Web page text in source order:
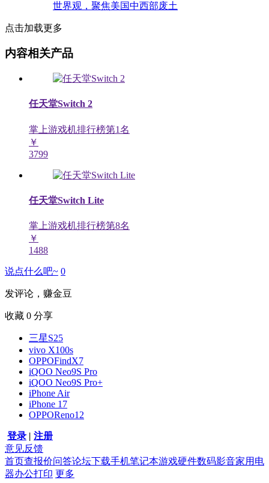
点击加载更多
内容相关产品
任天堂Switch 2
掌上游戏机排行榜第1名
￥
3799
任天堂Switch Lite
掌上游戏机排行榜第8名
￥
1488
说点什么吧~ 0
发评论，赚金豆
收藏 0 分享
三星S25
vivo X100s
OPPOFindX7
iQOO Neo9S Pro
iQOO Neo9S Pro+
iPhone Air
iPhone 17
OPPOReno12
登录 | 注册
意见反馈
首页查报价问答论坛下载手机笔记本游戏硬件数码影音家用电
器办公打印 更多